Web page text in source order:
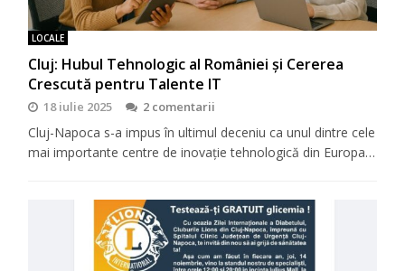
LOCALE
Cluj: Hubul Tehnologic al României și Cererea
Crescută pentru Talente IT
18 iulie 2025 2 comentarii
Cluj-Napoca s-a impus în ultimul deceniu ca unul dintre cele
mai importante centre de inovație tehnologică din Europa…